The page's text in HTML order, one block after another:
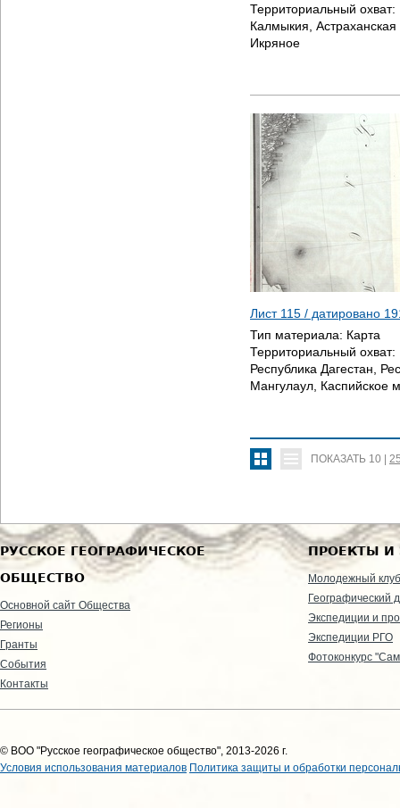
Территориальный охват:
Калмыкия, Астраханская
Икряное
Лист 115 / датировано
Тип материала: Карта
Территориальный охват:
Республика Дагестан,
Мангулаул, Каспийское
ПОКАЗАТЬ 10
РУССКОЕ ГЕОГРАФИЧЕСКОЕ
ОБЩЕСТВО
Основной сайт Общества
Регионы
Гранты
События
Контакты
ПРОЕКТЫ И
Молодежный клуб
Географический
Экспедиции и
Экспедиции РГО
Фотоконкурс
© ВОО "Русское географическое общество", 2013-2026 г.
Условия использования материалов Политика защиты и обработки